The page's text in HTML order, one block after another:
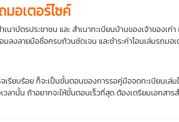
มอเตอร์ไซค์
นาบัตรประชาชน และ สำเนาทะเบียนบ้านของเจ้าของเ
งลายมือชื่อครบถ้วนชัดเจน และชำระค่าโอนเล่มรถมอ
เรียบร้อย ก็จะเป็นขั้นตอนของการรอคู่มือจดทะเบียนเล่
ลานั้น ถ้าอยากจะให้ขั้นตอนเร็วที่สุด ต้องเตรียมเอกสา